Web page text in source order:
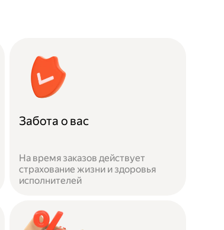
Забота о вас
На время заказов действует
страхование жизни и здоровья
исполнителей